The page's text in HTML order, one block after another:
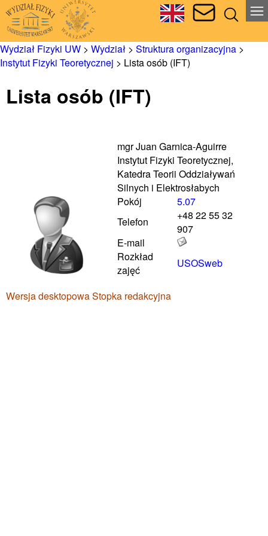
Wydział Fizyki UW > Wydział > Struktura organizacyjna >
Instytut Fizyki Teoretycznej > Lista osób (IFT)
Lista osób (IFT)
mgr Juan Garnica-Aguirre
Instytut Fizyki Teoretycznej,
Katedra Teorii Oddziaływań
Silnych i Elektrosłabych
Pokój
5.07
Telefon
+48 22 55 32
907
E-mail
Rozkład
zajęć
USOSweb
Wersja desktopowaStopka redakcyjna